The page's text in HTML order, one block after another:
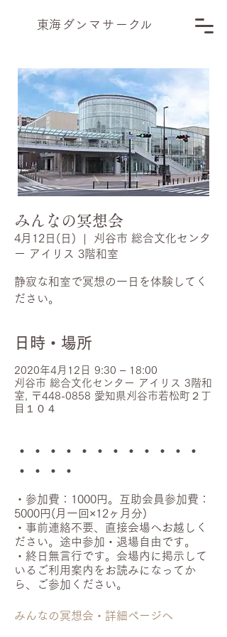
​東海ダンマサー ク ル
みんなの冥想会
4月12日(日)
刈谷市 総合文化センタ
ー アイリス 3階和室
静寂な和室で冥想の一日を体験してく
日時・場所
2020年4月12日 9:30 – 18:00
刈谷市 総合文化センター アイリス 3階和
室, 〒448-0858 愛知県刈谷市若松町２丁
目１０４
・・・・・・・・・・・・
・・・・
・参加費：1000円。互助会員参加費：
5000円(月一回×12ヶ月分)
・事前連絡不要、直接会場へお越しく
ださい。途中参加・退場自由です。
・終日無言行です。会場内に掲示して
いるご利用案内をお読みになってか
ら、ご参加ください。
みんなの冥想会・詳細ページへ